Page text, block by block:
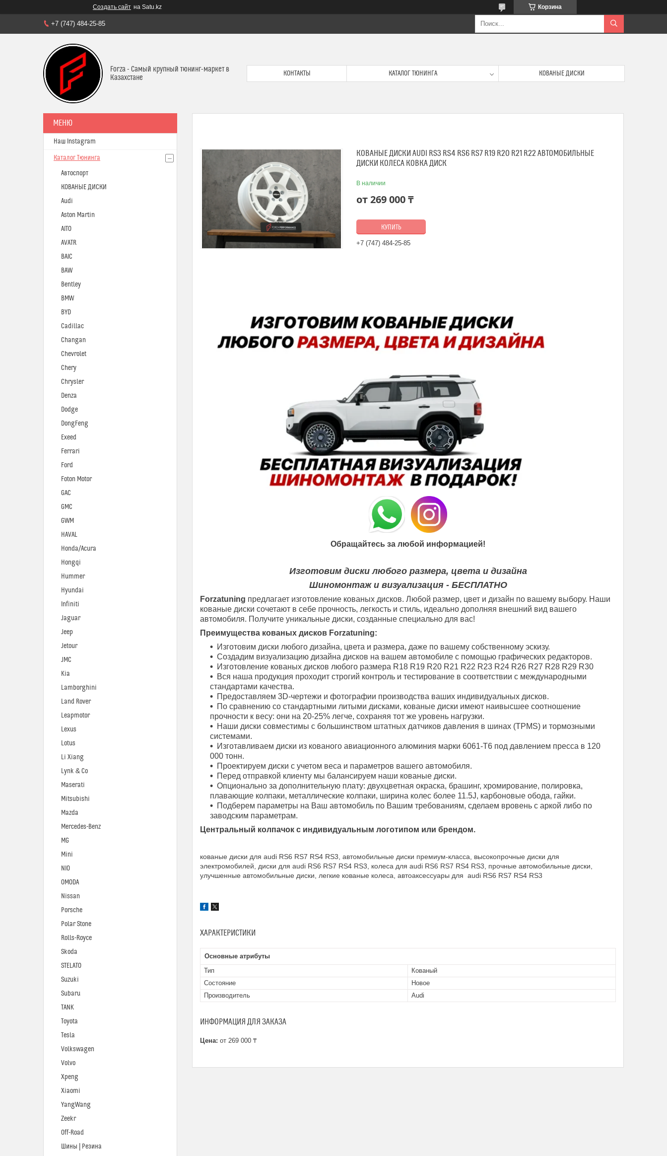
Создать сайт на Satu.kz Корзина
+7 (747) 484-25-85
Forza - Самый крупный тюнинг-маркет в
Казахстане
КОНТАКТЫ КАТАЛОГ ТЮНИНГА КОВАНЫЕ ДИСКИ
КОВАНЫЕ ДИСКИ АUDI RS3 RS4 RS6 RS7 R19 R20 R21 R22 АВТОМОБИЛЬНЫЕ
ДИСКИ КОЛЕСА КОВКА ДИСК
В наличии
от269 000 ₸
КУПИТЬ
+7 (747) 484-25-85
Обращайтесь за любой информацией!
Изготовим диски любого размера, цвета и дизайна
Шиномонтаж и визуализация - БЕСПЛАТНО
Forzatuning предлагает изготовление кованых дисков. Любой размер, цвет и дизайн по вашему выбору. Наши
кованые диски сочетают в себе прочность, легкость и стиль, идеально дополняя внешний вид вашего
автомобиля. Получите уникальные диски, созданные специально для вас!
Преимущества кованых дисков Forzatuning:
Изготовим диски любого дизайна, цвета и размера, даже по вашему собственному эскизу.
Создадим визуализацию дизайна дисков на вашем автомобиле с помощью графических редакторов.
Изготовление кованых дисков любого размера R18 R19 R20 R21 R22 R23 R24 R26 R27 R28 R29 R30
Вся наша продукция проходит строгий контроль и тестирование в соответствии с международными
стандартами качества.
Предоставляем 3D-чертежи и фотографии производства ваших индивидуальных дисков.
По сравнению со стандартными литыми дисками, кованые диски имеют наивысшее соотношение
прочности к весу: они на 20-25% легче, сохраняя тот же уровень нагрузки.
Наши диски совместимы с большинством штатных датчиков давления в шинах (TPMS) и тормозными
системами.
Изготавливаем диски из кованого авиационного алюминия марки 6061-T6 под давлением пресса в 120
000 тонн.
Проектируем диски с учетом веса и параметров вашего автомобиля.
Перед отправкой клиенту мы балансируем наши кованые диски.
Опционально за дополнительную плату: двухцветная окраска, брашинг, хромирование, полировка,
плавающие колпаки, металлические колпаки, ширина колес более 11.5J, карбоновые обода, гайки.
Подберем параметры на Ваш автомобиль по Вашим требованиям, сделаем вровень с аркой либо по
заводским параметрам.
Центральный колпачок с индивидуальным логотипом или брендом.
кованые диски для audi RS6 RS7 RS4 RS3, автомобильные диски премиум-класса, высокопрочные диски для
электромобилей, диски для audi RS6 RS7 RS4 RS3, колеса для audi RS6 RS7 RS4 RS3, прочные автомобильные диски,
улучшенные автомобильные диски, легкие кованые колеса, автоаксессуары для audi RS6 RS7 RS4 RS3
ХАРАКТЕРИСТИКИ
Основные атрибуты
Тип
Кованый
Состояние
Новое
Производитель
Audi
ИНФОРМАЦИЯ ДЛЯ ЗАКАЗА
Цена: от 269 000 ₸
Наш Instagram
Каталог Тюнинга
Автоспорт
КОВАНЫЕ ДИСКИ
Audi
Aston Martin
AITO
AVATR
BAIC
BAW
Bentley
BMW
BYD
Cadillac
Changan
Chevrolet
Chery
Chrysler
Denza
Dodge
DongFeng
Exeed
Ferrari
Ford
Foton Motor
GAC
GMC
GWM
HAVAL
Honda/Acura
Hongqi
Hummer
Hyundai
Infiniti
Jaguar
Jeep
Jetour
JMC
Kia
Lamborghini
Land Rover
Leapmotor
Lexus
Lotus
Li Xiang
Lynk & Co
Maserati
Mitsubishi
Mazda
Mercedes-Benz
MG
Mini
NIO
OMODA
Nissan
Porsche
Polar Stone
Rolls-Royce
Skoda
STELATO
Suzuki
Subaru
TANK
Toyota
Tesla
Volkswagen
Volvo
Xpeng
Xiaomi
YangWang
Zeekr
Off-Road
Шины | Резина